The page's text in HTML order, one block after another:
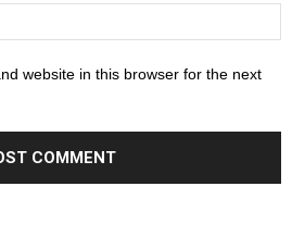
website in this browser for the next